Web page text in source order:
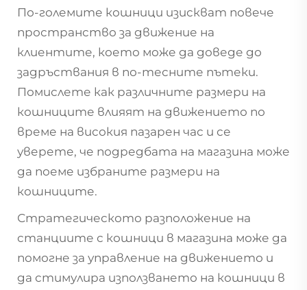
По-големите кошници изискват повече
пространство за движение на
клиентите, което може да доведе до
задръствания в по-тесните пътеки.
Помислете как различните размери на
кошниците влияят на движението по
време на високия пазарен час и се
уверете, че подредбата на магазина може
да поеме избраните размери на
кошниците.
Стратегическото разположение на
станциите с кошници в магазина може да
помогне за управление на движението и
да стимулира използването на кошници в